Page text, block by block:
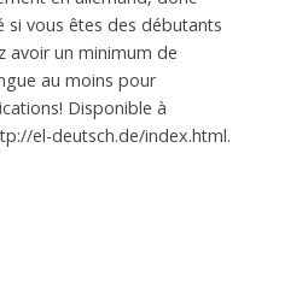
vous êtes des débutants
avoir un minimum de
au moins pour
Disponible à
el-deutsch.de/index.html.